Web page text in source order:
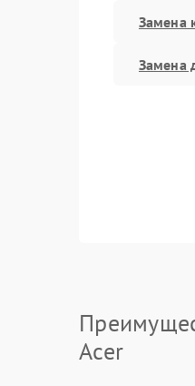
Замена
Замена
Acer